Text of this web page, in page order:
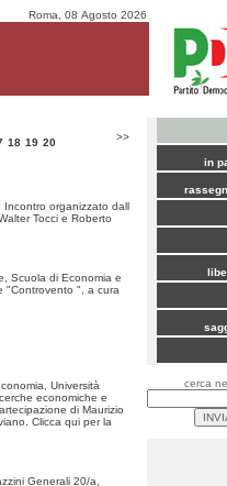
Roma, 08 Agosto 2026
18 19 20
>>
Incontro organizzato dall
Tocci e Roberto
Scuola di Economia e
"Controvento ", a cura
Università
economiche e
di Maurizio
Clicca qui per la
Generali 20/a,
in
cerca